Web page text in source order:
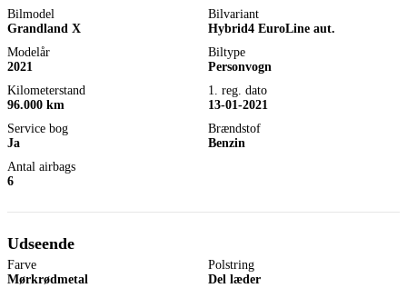
Bilmodel
Grandland X
Bilvariant
Hybrid4 EuroLine aut.
Modelår
2021
Biltype
Personvogn
Kilometerstand
96.000 km
1. reg. dato
13-01-2021
Service bog
Ja
Brændstof
Benzin
Antal airbags
6
Udseende
Farve
Mørkrødmetal
Polstring
Del læder